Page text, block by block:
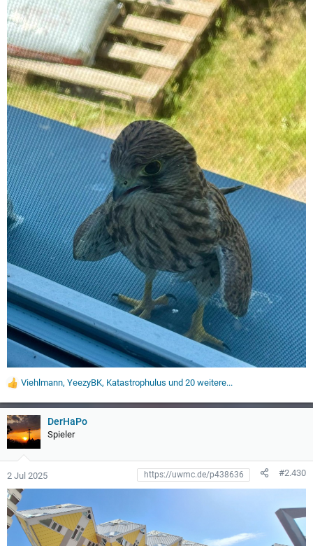
W
r
t
u
n
n
:
Viehlmann, YeezyBK, Katastrophulus und 20 weitere...
DerHaPo
Spieler
2 Jul 2025 #2.430